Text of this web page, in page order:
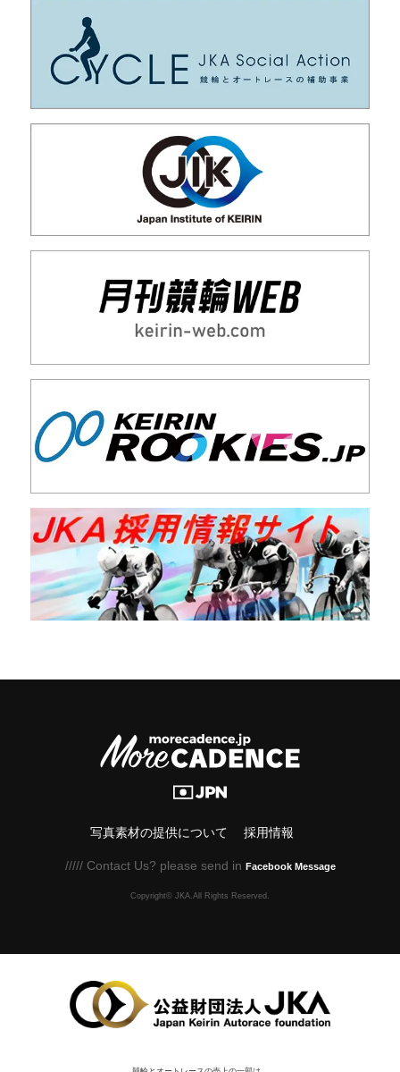
写真素材の提供について 採用情報
///// Contact Us? please send in Facebook Message
Copyright© JKA.All Rights Reserved.